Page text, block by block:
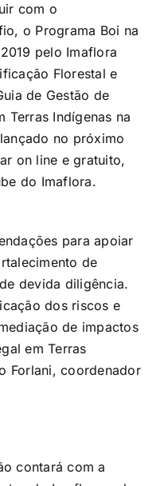
com o
o Programa Boi na
pelo Imaflora
Florestal e
de Gestão de
Terras Indígenas na
no próximo
on line e gratuito,
do Imaflora.
para apoiar
de
devida diligência.
dos riscos e
de impactos
em Terras
Forlani, coordenador
contará com a